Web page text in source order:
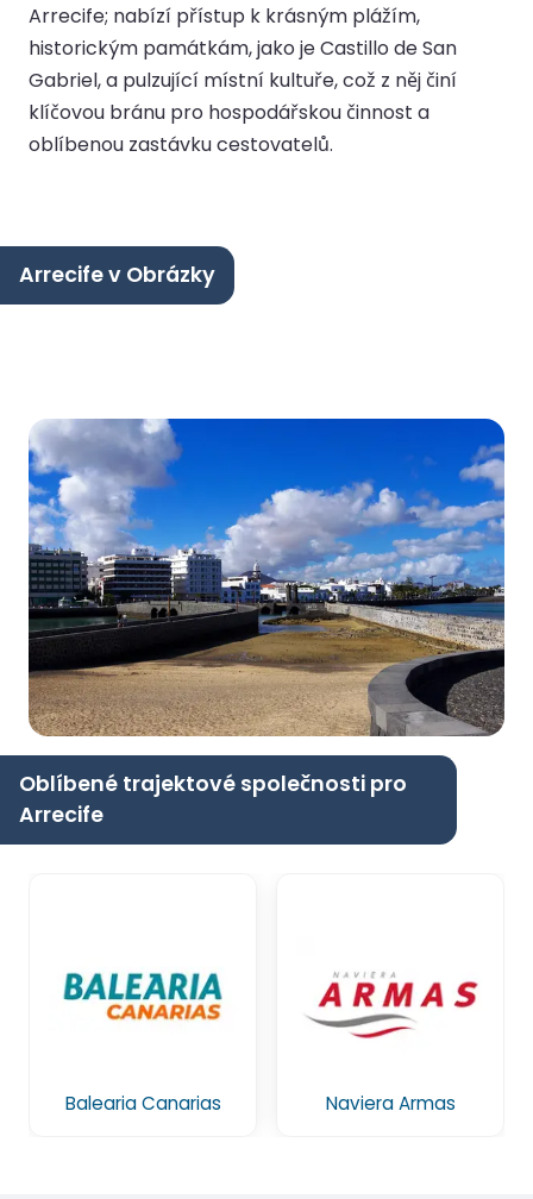
Arrecife; nabízí přístup k krásným plážím,
historickým památkám, jako je Castillo de San
Gabriel, a pulzující místní kultuře, což z něj činí
klíčovou bránu pro hospodářskou činnost a
oblíbenou zastávku cestovatelů.
Arrecife v Obrázky
Oblíbené trajektové společnosti pro
Arrecife
Balearia Canarias Naviera Armas